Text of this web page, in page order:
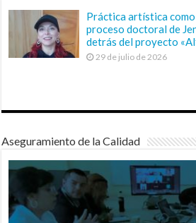
Práctica artística
proceso doctoral de
detrás del proyecto
29 de julio de 2026
Aseguramiento de la Calidad